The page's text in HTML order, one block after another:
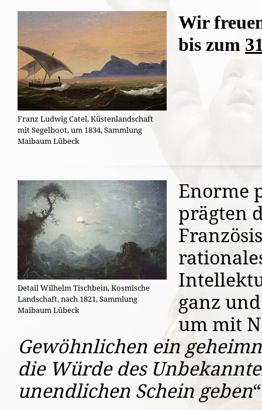
Franz Ludwig Catel, Küstenlandschaft
mit Segelboot, um 1834, Sammlung
Maibaum Lübeck
Wir
bis zum
Detail Wilhelm Tischbein, Kosmische
Landschaft, nach 1821, Sammlung
Maibaum Lübeck
Enorme
prägten
ganz
um mit
Gewöhnlichen ein
die Würde des
unendlichen Schein geben